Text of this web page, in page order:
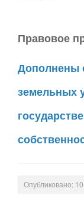
Правовое
Дополнены
земельных
Опубликовано: